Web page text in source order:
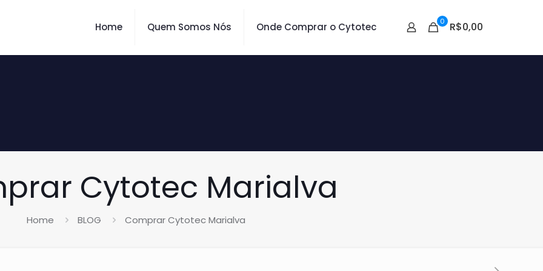
Home Quem Somos Nós Onde Comprar o Cytotec 0 R$0,00
Cytotec Marialva
Home BLOG Comprar Cytotec Marialva